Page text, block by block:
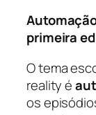
primeira
O tema
reality é
os